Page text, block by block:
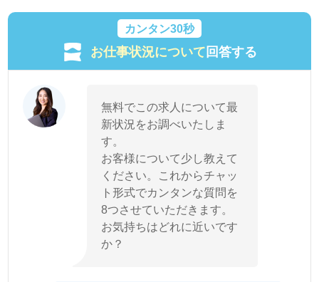
カンタン30秒
お仕事状況について回答する
無料でこの求人について最
新状況をお調べいたしま
す。
お客様について少し教えて
ください。これからチャッ
ト形式でカンタンな質問を
8つさせていただきます。
お気持ちはどれに近いです
か？